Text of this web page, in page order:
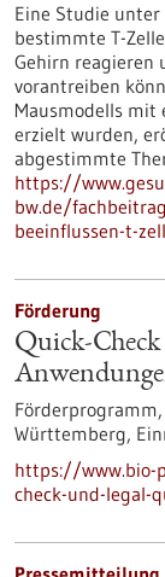
Eine Studie unter
bestimmte T-
Gehirn reagieren
vorantreiben
Mausmodells mit
erzielt wurden,
abgestimmte
https://
bw.de/
beeinflussen-t-
Förderung
Quick-
Förderprogramm,
Württemberg,
https://www.bio-
check-und-legal-